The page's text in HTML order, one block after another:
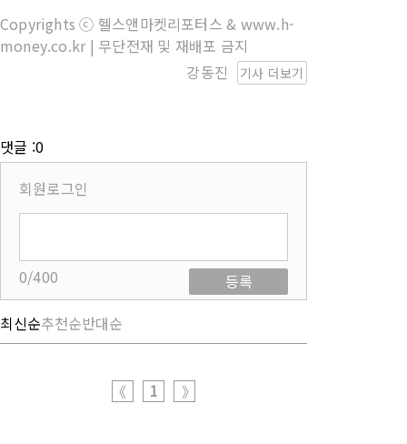
Copyrights ⓒ 헬스앤마켓리포터스 & www.h-
money.co.kr | 무단전재 및 재배포 금지
기사 더보기
강동진
댓글 :0
회원로그인
0/400
등록
최신순추천순반대순
《 1 》